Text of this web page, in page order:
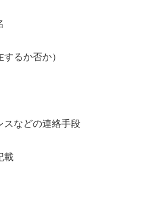
るか否か）
スなどの連絡手段
載